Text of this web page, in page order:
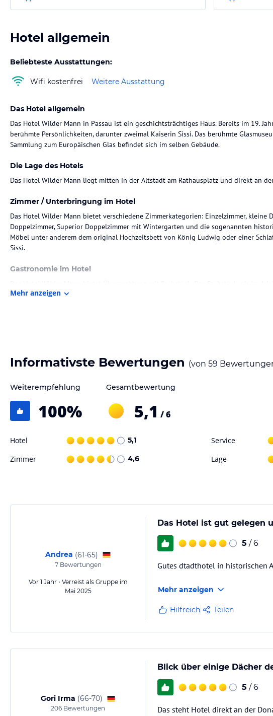
Hotel allgemein
Beliebteste Ausstattungen:
Wifi kostenfrei Weitere Ausstattung
Das Hotel allgemein
Das Hotel Wilder Mann in Passau ist ein geschichtsträchtiges Haus. Bereits im 19.
berühmte Persönlichkeiten, darunter zweimal Kaiserin Sissi. Das berühmte
Sammlung zum Europäischen Glas befindet sich im selben Gebäude.
Die Lage des Hotels
Das Hotel Wilder Mann liegt mitten in der Altstadt am Rathausplatz und direkt an
Zimmer / Unterbringung im Hotel
Das Hotel Wilder Mann bietet verschiedene Zimmerkategorien: Einzelzimmer, kleine
Doppelzimmer, Superior Doppelzimmer mit Wintergarten und die sogenannten
Möbel unter anderem dem original Hochzeitsbett von König Ludwig oder einer
Sissi.
Gastronomie im Hotel
lichtdurchfluteten Raum über den Dächern der Altstadt und mit Blick auf den Dom,
Mehr anzeigen
Informativste Bewertungen (von 59
Weiterempfehlung
100%
Gesamtbewertung
5,1 / 6
Hotel 5,1 Service
Zimmer 4,6 Lage
Andrea (61-65)
7Bewertungen
Vor 1 Jahr • Verreist als Gruppe im
Mai 2025
Das Hotel ist gut gelegen
5 / 6
Gutes dtadthotel in historischen
Mehr anzeigen
Hilfreich Teilen
Gori Irma (66-70)
206 Bewertungen
Blick über einige Dächer
5 / 6
Das steht Hotel direkt an der